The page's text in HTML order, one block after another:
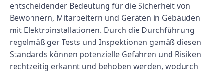
entscheidender Bedeutung für die Sicherheit von
Bewohnern, Mitarbeitern und Geräten in Gebäuden
mit Elektroinstallationen. Durch die Durchführung
regelmäßiger Tests und Inspektionen gemäß diesen
Standards können potenzielle Gefahren und Risiken
rechtzeitig erkannt und behoben werden, wodurch